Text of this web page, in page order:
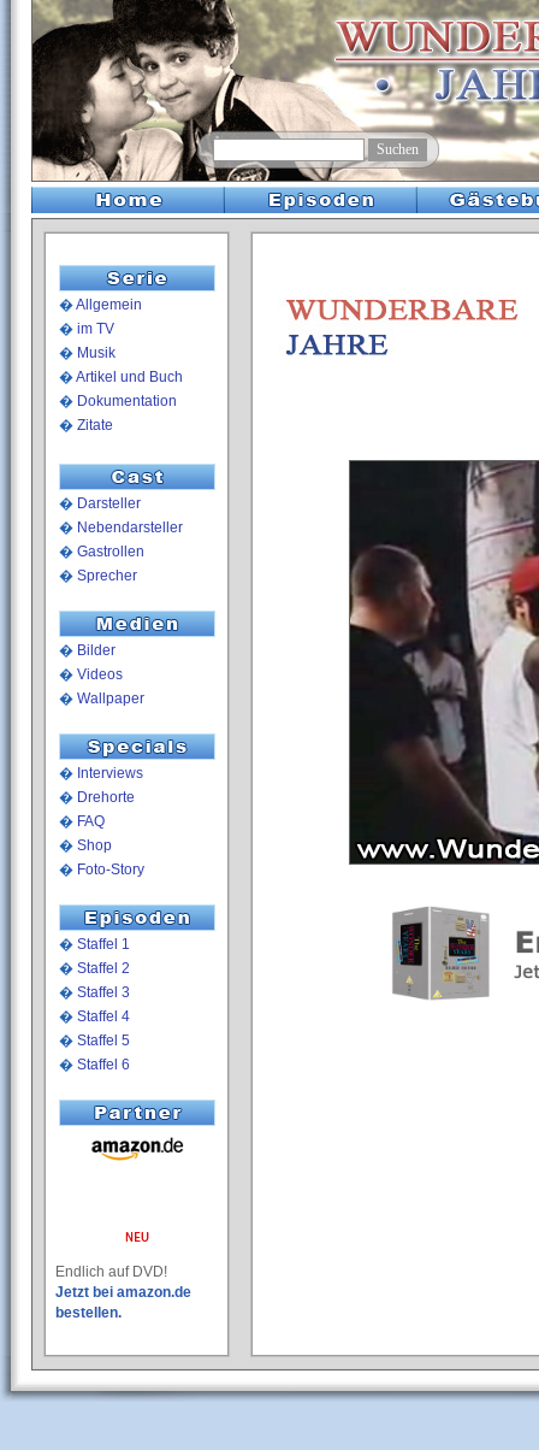
�Allgemein
� im TV
� Musik
�Artikel und Buch
� Dokumentation
� Zitate
� Darsteller
� Nebendarsteller
� Gastrollen
� Sprecher
� Bilder
� Videos
� Wallpaper
� Interviews
� Drehorte
� FAQ
� Shop
� Foto-Story
� Staffel 1
� Staffel 2
� Staffel 3
� Staffel 4
� Staffel 5
� Staffel 6
Endlich auf DVD!
Jetzt bei amazon.de
bestellen.